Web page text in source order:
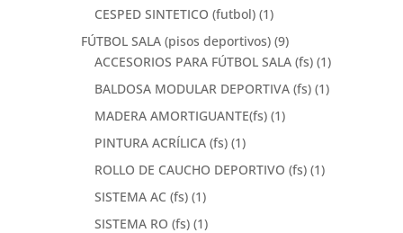
CESPED SINTETICO (futbol) (1)
FÚTBOL SALA (pisos deportivos) (9)
ACCESORIOS PARA FÚTBOL SALA (fs) (1)
BALDOSA MODULAR DEPORTIVA (fs) (1)
MADERA AMORTIGUANTE(fs) (1)
PINTURA ACRÍLICA (fs) (1)
ROLLO DE CAUCHO DEPORTIVO (fs) (1)
SISTEMA AC (fs) (1)
SISTEMA RO (fs) (1)